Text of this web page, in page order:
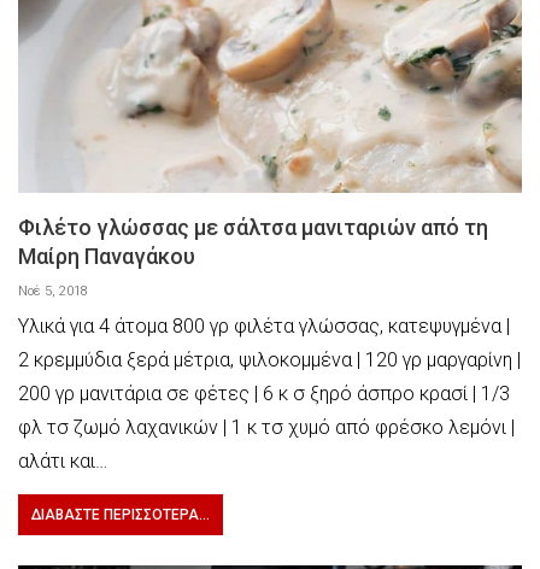
Φιλέτο γλώσσας με σάλτσα μανιταριών από τη
Μαίρη Παναγάκου
Νοέ 5, 2018
Υλικά για 4 άτομα 800 γρ φιλέτα γλώσσας, κατεψυγμένα |
2 κρεμμύδια ξερά μέτρια, ψιλοκομμένα | 120 γρ μαργαρίνη |
200 γρ μανιτάρια σε φέτες | 6 κ σ ξηρό άσπρο κρασί | 1/3
φλ τσ ζωμό λαχανικών | 1 κ τσ χυμό από φρέσκο λεμόνι |
αλάτι και…
ΔΙΑΒΆΣΤΕ ΠΕΡΙΣΣΌΤΕΡΑ...